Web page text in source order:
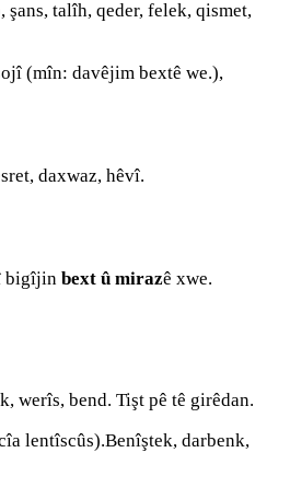
şans, talîh, qeder, felek, qismet,
(mîn: davêjim bextê we.),
daxwaz, hêvî.
bigîjin bext û mirazê xwe.
werîs, bend. Tişt pê tê girêdan.
lentîscûs).Benîştek, darbenk,